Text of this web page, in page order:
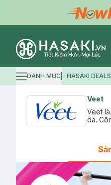
Logo
Hamburger icon
DANH MỤC HASAKI DEALS
Veet
Veet
da.